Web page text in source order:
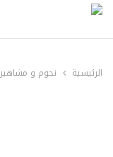
الرئيسية نجوم و مشاهير